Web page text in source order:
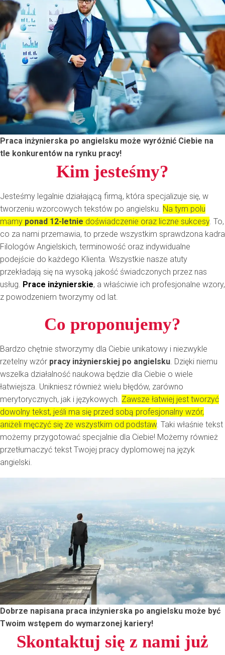
Praca inżynierska po angielsku może wyróżnić Ciebie na
tle konkurentów na rynku pracy!
Kim jesteśmy?
Jesteśmy legalnie działającą firmą, która specjalizuje się, w
tworzeniu wzorcowych tekstów po angielsku. Na tym polu
mamy ponad 12-letnie doświadczenie oraz liczne sukcesy. To,
co za nami przemawia, to przede wszystkim sprawdzona kadra
Filologów Angielskich, terminowość oraz indywidualne
podejście do każdego Klienta. Wszystkie nasze atuty
przekładają się na wysoką jakość świadczonych przez nas
usług. Prace inżynierskie, a właściwie ich profesjonalne wzory,
z powodzeniem tworzymy od lat.
Co proponujemy?
Bardzo chętnie stworzymy dla Ciebie unikatowy i niezwykle
rzetelny wzór pracy inżynierskiej po angielsku. Dzięki niemu
wszelka działalność naukowa będzie dla Ciebie o wiele
łatwiejsza. Unikniesz również wielu błędów, zarówno
merytorycznych, jak i językowych. Zawsze łatwiej jest tworzyć
dowolny tekst, jeśli ma się przed sobą profesjonalny wzór,
aniżeli męczyć się ze wszystkim od podstaw. Taki właśnie tekst
możemy przygotować specjalnie dla Ciebie! Możemy również
przetłumaczyć tekst Twojej pracy dyplomowej na język
angielski.
Dobrze napisana praca inżynierska po angielsku może być
Twoim wstępem do wymarzonej kariery!
Skontaktuj się z nami już